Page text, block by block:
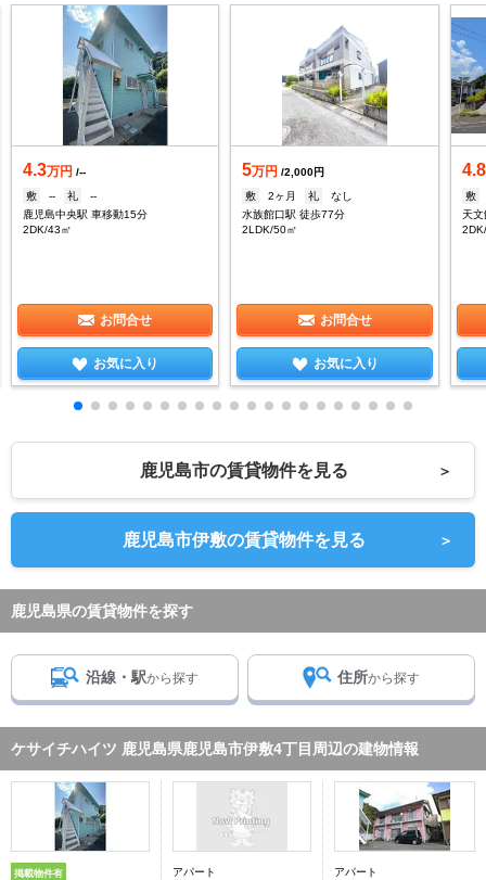
4.3万円 /--
敷
-- 礼
--
鹿児島中央駅 車移動15分
2DK/43㎡
お問合せ
お気に入り
5万円 /2,000円
敷
2ヶ月 礼
なし
水族館口駅 徒歩77分
2LDK/50㎡
お問合せ
お気に入り
4.8
敷
鹿児島市の賃貸物件を見る ＞
鹿児島市伊敷の賃貸物件を見る ＞
鹿児島県の賃貸物件を探す
沿線・駅から探す 住所から探す
ケサイチハイツ 鹿児島県鹿児島市伊敷4丁目周辺の建物情報
掲載物件有
アパート
アパート